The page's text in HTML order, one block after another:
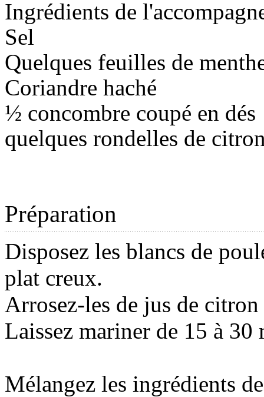
Ingrédients de
Sel
Quelques feuilles de
Coriandre haché
½ concombre coupé en dés
quelques rondelles de
Préparation
Disposez les blancs de
plat creux.
Arrosez-les de jus de citron
Laissez mariner de 15 à 30
Mélangez les ingrédients